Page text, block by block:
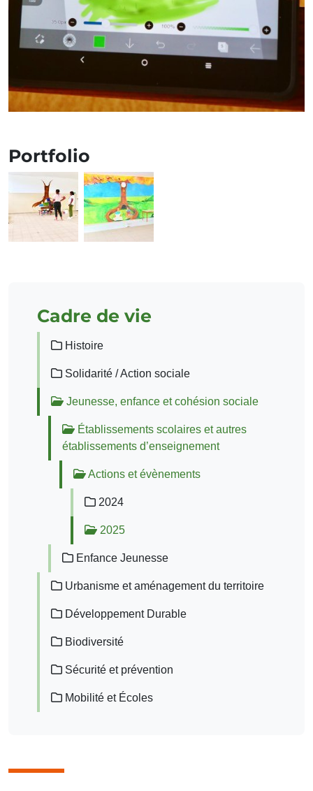
Portfolio
Cadre de vie
Histoire
Solidarité / Action sociale
Jeunesse, enfance et cohésion sociale
Établissements scolaires et autres
établissements d’enseignement
Actions et évènements
2024
2025
Enfance Jeunesse
Urbanisme et aménagement du territoire
Développement Durable
Biodiversité
Sécurité et prévention
Mobilité et Écoles